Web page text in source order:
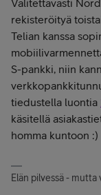
Valitettavasti
rekisteröityä
Telian kanssa
S-pankki, niin
tiedustella luontia
käsitellä
homma kuntoon :)
Elän pilvessä - mutta